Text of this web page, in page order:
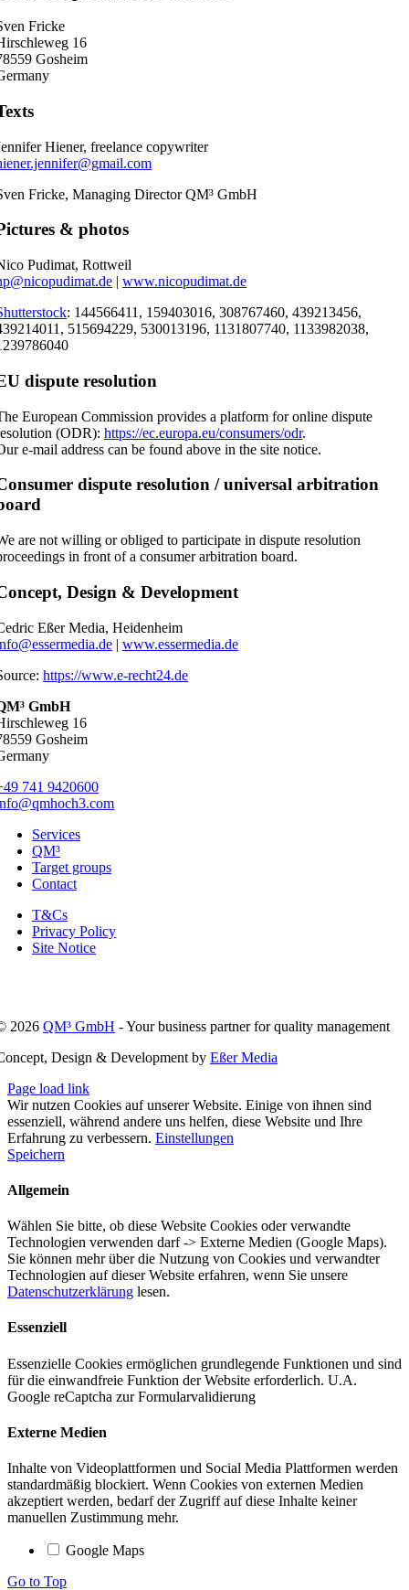
Fricke
16
Gosheim
Hiener, freelance copywriter
Fricke, Managing Director QM³ GmbH
& photos
Pudimat, Rottweil
|www.nicopudimat.de
: 144566411, 159403016, 308767460, 439213456,
515694229, 530013196, 1131807740, 1133982038,
dispute resolution
European Commission provides a platform for online dispute
(ODR):https://ec.europa.eu/consumers/odr.
e-mail address can be found above in the site notice.
dispute resolution / universal arbitration
are not willing or obliged to participate in dispute resolution
in front of a consumer arbitration board.
Design & Development
Eßer Media, Heidenheim
|www.essermedia.de
https://www.e-recht24.de
GmbH
16
Gosheim
741 9420600
Services
QM³
Target groups
Contact
T&Cs
Privacy Policy
Site Notice
2026QM³ GmbH - Your business partner for quality management
Design & Development byEßer Media
Page load link
Wir nutzen Cookies auf unserer Website. Einige von ihnen sind
essenziell, während andere uns helfen, diese Website und Ihre
Erfahrung zu verbessern. Einstellungen
Speichern
Allgemein
Wählen Sie bitte, ob diese Website Cookies oder verwandte
Technologien verwenden darf -> Externe Medien (Google Maps).
Sie können mehr über die Nutzung von Cookies und verwandter
Technologien auf dieser Website erfahren, wenn Sie unsere
Datenschutzerklärung lesen.
Essenziell
Essenzielle Cookies ermöglichen grundlegende Funktionen und sind
für die einwandfreie Funktion der Website erforderlich. U.A.
Google reCaptcha zur Formularvalidierung
Externe Medien
Inhalte von Videoplattformen und Social Media Plattformen werden
standardmäßig blockiert. Wenn Cookies von externen Medien
akzeptiert werden, bedarf der Zugriff auf diese Inhalte keiner
manuellen Zustimmung mehr.
Google Maps
Go to Top